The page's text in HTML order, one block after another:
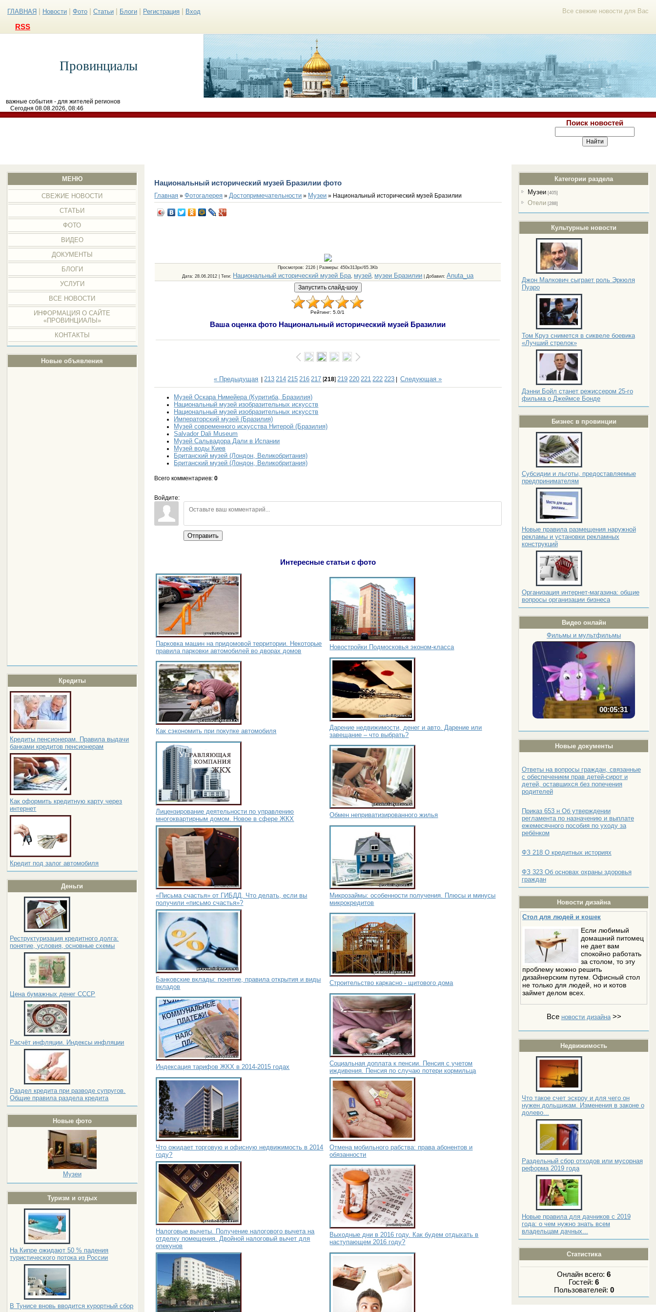
Все свежие новости для Вас
ГЛАВНАЯ Новости Фото Статьи Блоги Регистрация Вход
RSS
Провинциалы
важные события - для жителей регионов
Сегодня 08.08.2026, 08:46
Поиск новостей
МЕНЮ
СВЕЖИЕ НОВОСТИ
СТАТЬИ
ФОТО
ВИДЕО
ДОКУМЕНТЫ
БЛОГИ
УСЛУГИ
ВСЕ НОВОСТИ
ИНФОРМАЦИЯ О САЙТЕ
«ПРОВИНЦИАЛЫ»
КОНТАКТЫ
Новые объявления
Кредиты
Кредиты пенсионерам. Правила выдачи
банками кредитов пенсионерам
Как оформить кредитную карту через
интернет
Кредит под залог автомобиля
Деньги
Реструктуризация кредитного долга:
понятие, условия, основные схемы
Цена бумажных денег СССР
Расчёт инфляции. Индексы инфляции
Раздел кредита при разводе супругов.
Общие правила раздела кредита
Новые фото
Музеи
Туризм и отдых
На Кипре ожидают 50 % падения
туристического потока из России
В Тунисе вновь вводится курортный сбор
Категории раздела
Музеи [405]
Отели [288]
Культурные новости
Джон Малкович сыграет роль Эркюля
Пуаро
Том Круз снимется в сиквеле боевика
«Лучший стрелок»
Дэнни Бойл станет режиссером 25-го
фильма о Джеймсе Бонде
Бизнес в провинции
Субсидии и льготы, предоставляемые
предпринимателям
Новые правила размещения наружной
рекламы и установки рекламных
конструкций
Организация интернет-магазина: общие
вопросы организации бизнеса
Видео онлайн
Фильмы и мультфильмы
00:05:31
Новые документы
Ответы на вопросы граждан, связанные
с обеспечением прав детей-сирот и
детей, оставшихся без попечения
родителей
Приказ 653 н Об утверждении
регламента по назначению и выплате
ежемесячного пособия по уходу за
ребёнком
ФЗ 218 О кредитных историях
ФЗ 323 Об основах охраны здоровья
граждан
Новости дизайна
Стол для людей и кошек
Если любимый
домашний питомец
не дает вам
спокойно работать
за столом, то эту
проблему можно решить
дизайнерским путем. Офисный стол
не только для людей, но и котов
займет делом всех.
Все новости дизайна>>
Недвижимость
Что такое счет эскроу и для чего он
нужен дольщикам. Изменения в законе о
долево...
Раздельный сбор отходов или мусорная
реформа 2019 года
Новые правила для дачников с 2019
года: о чем нужно знать всем
владельцам дачных...
Статистика
Онлайн всего:6
Гостей:6
Пользователей: 0
Национальный исторический музей Бразилии фото
Главная »Фотогалерея » Достопримечательности » Музеи » Национальный исторический музей Бразилии
Просмотров: 2126 | Размеры: 450x313px/65.3Kb
Дата: 28.06.2012 |Теги: Национальный исторический музей Бра музей музеи Бразилии Добавил:Anuta_ua
Рейтинг:5.0/1
Ваша оценка фото Национальный исторический музей Бразилии
« Предыдущая | 213 214 215 216 217 [218] 219 220 221 222 223 |Следующая »
Музей Оскара Нимейера (Куритиба, Бразилия)
Национальный музей изобразительных искусств
Национальный музей изобразительных искусств
Императорский музей (Бразилия)
Музей современного искусства Нитерой (Бразилия)
Salvador Dali Museum
Музей Сальвадора Дали в Испании
Музей воды Киев
Британский музей (Лондон, Великобритания)
Британский музей (Лондон, Великобритания)
Всего комментариев:0
Войдите:
Отправить
Интересные статьи с фото
Парковка машин на придомовой территории. Некоторые
правила парковки автомобилей во дворах домов
Новостройки Подмосковья эконом-класса
Как сэкономить при покупке автомобиля
Дарение недвижимости, денег и авто. Дарение или
завещание – что выбрать?
Лицензирование деятельности по управлению
многоквартирным домом. Новое в сфере ЖКХ
Обмен неприватизированного жилья
«Письма счастья» от ГИБДД. Что делать, если вы
получили «письмо счастья»?
Микрозаймы: особенности получения. Плюсы и минусы
микрокредитов
Банковские вклады: понятие, правила открытия и виды
вкладов
Строительство каркасно - щитового дома
Индексация тарифов ЖКХ в 2014-2015 годах
Социальная доплата к пенсии. Пенсия с учетом
иждивения. Пенсия по случаю потери кормильца
Что ожидает торговую и офисную недвижимость в 2014
году?
Отмена мобильного рабства: права абонентов и
обязанности
Налоговые вычеты. Получение налогового вычета на
отделку помещения. Двойной налоговый вычет для
опекунов
Выходные дни в 2016 году. Как будем отдыхать в
наступающем 2016 году?